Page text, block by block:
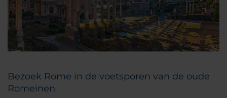
Bezoek Rome in de voetsporen van de oude
Romeinen